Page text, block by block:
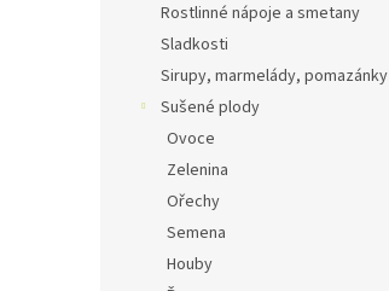
Rostlinné nápoje a smetany
Sladkosti
Sirupy, marmelády, pomazánky
Sušené plody
Ovoce
Zelenina
Ořechy
Semena
Houby